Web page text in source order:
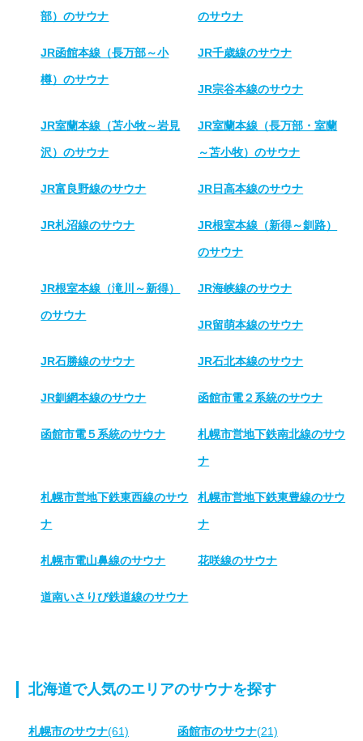
部）のサウナ のサウナ
JR函館本線（長万部～小
樽）のサウナ
JR千歳線のサウナ
JR宗谷本線のサウナ
JR室蘭本線（苫小牧～岩見
沢）のサウナ
JR室蘭本線（長万部・室蘭
～苫小牧）のサウナ
JR富良野線のサウナ JR日高本線のサウナ
JR札沼線のサウナ JR根室本線（新得～釧路）
のサウナ
JR根室本線（滝川～新得）
のサウナ
JR海峡線のサウナ
JR留萌本線のサウナ
JR石勝線のサウナ JR石北本線のサウナ
JR釧網本線のサウナ 函館市電２系統のサウナ
函館市電５系統のサウナ 札幌市営地下鉄南北線のサウ
ナ
札幌市営地下鉄東西線のサウ
ナ
札幌市営地下鉄東豊線のサウ
ナ
札幌市電山鼻線のサウナ 花咲線のサウナ
道南いさりび鉄道線のサウナ
北海道で人気のエリアのサウナを探す
札幌市のサウナ(61) 函館市のサウナ(21)